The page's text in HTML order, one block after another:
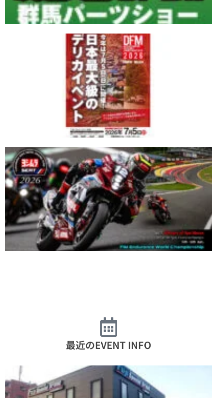
最近のEVENT INFO